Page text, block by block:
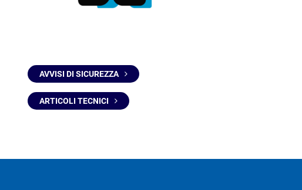
AVVISI DI SICUREZZA
ARTICOLI TECNICI